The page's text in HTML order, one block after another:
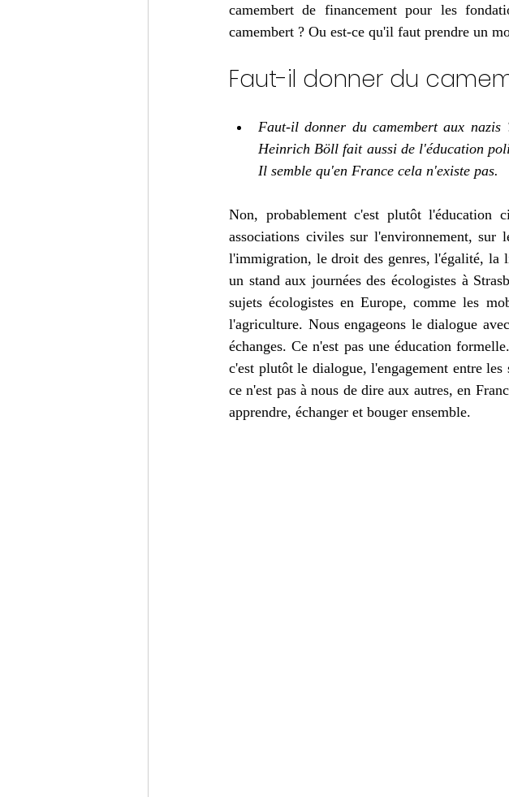
camembert de financement pour les
camembert ? Ou est-ce qu'il faut prendre un
Faut-il donner du
Faut-il donner du camembert aux
Heinrich Böll fait aussi de l'éducation
Il semble qu'en France cela n'existe pas.
Non, probablement c'est plutôt l'éducation
associations civiles sur l'environnement,
l'immigration, le droit des genres, l'égalité, la
un stand aux journées des écologistes à
sujets écologistes en Europe, comme les
l'agriculture. Nous engageons le dialogue
échanges. Ce n'est pas une éducation
c'est plutôt le dialogue, l'engagement entre
ce n'est pas à nous de dire aux autres, en
apprendre, échanger et bouger ensemble.